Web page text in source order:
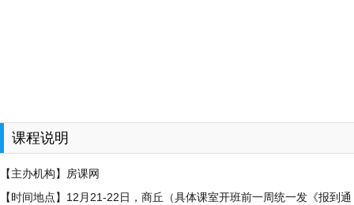
课程说明
【主办机构】房课网
【时间地点】12月21-22日，商丘（具体课室开班前一周统一发《报到通